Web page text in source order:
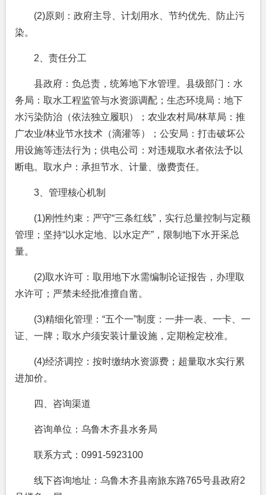
(2)原则：政府主导、计划用水、节约优先、防止污
染。
2、责任分工
县政府：负总责，统筹地下水管理。县级部门：水
务局：取水工程监管与水资源调配；生态环境局：地下
水污染防治（依法独立履职）；农业农村局/林草局：推
广农业/林业节水技术（滴灌等）；公安局：打击破坏公
用设施等违法行为；供电公司：对违规取水者依法予以
断电。取水户：承担节水、计量、缴费责任。
3、管理核心机制
(1)刚性约束：严守“三条红线”，实行总量控制与定额
管理；坚持“以水定地、以水定产”，限制地下水开采总
量。
(2)取水许可：取用地下水需编制论证报告，办理取
水许可；严禁未经批准擅自凿。
(3)精细化管理：“五个一”制度：一井一表、一卡、一
证、一牌；取水户须安装计量设施，定期检定校准。
(4)经济调控：按时缴纳水资源费；超量取水实行累
进加价。
四、咨询渠道
咨询单位：乌鲁木齐县水务局
联系方式：0991-5923100
线下咨询地址：乌鲁木齐县南旅东路765号县政府2